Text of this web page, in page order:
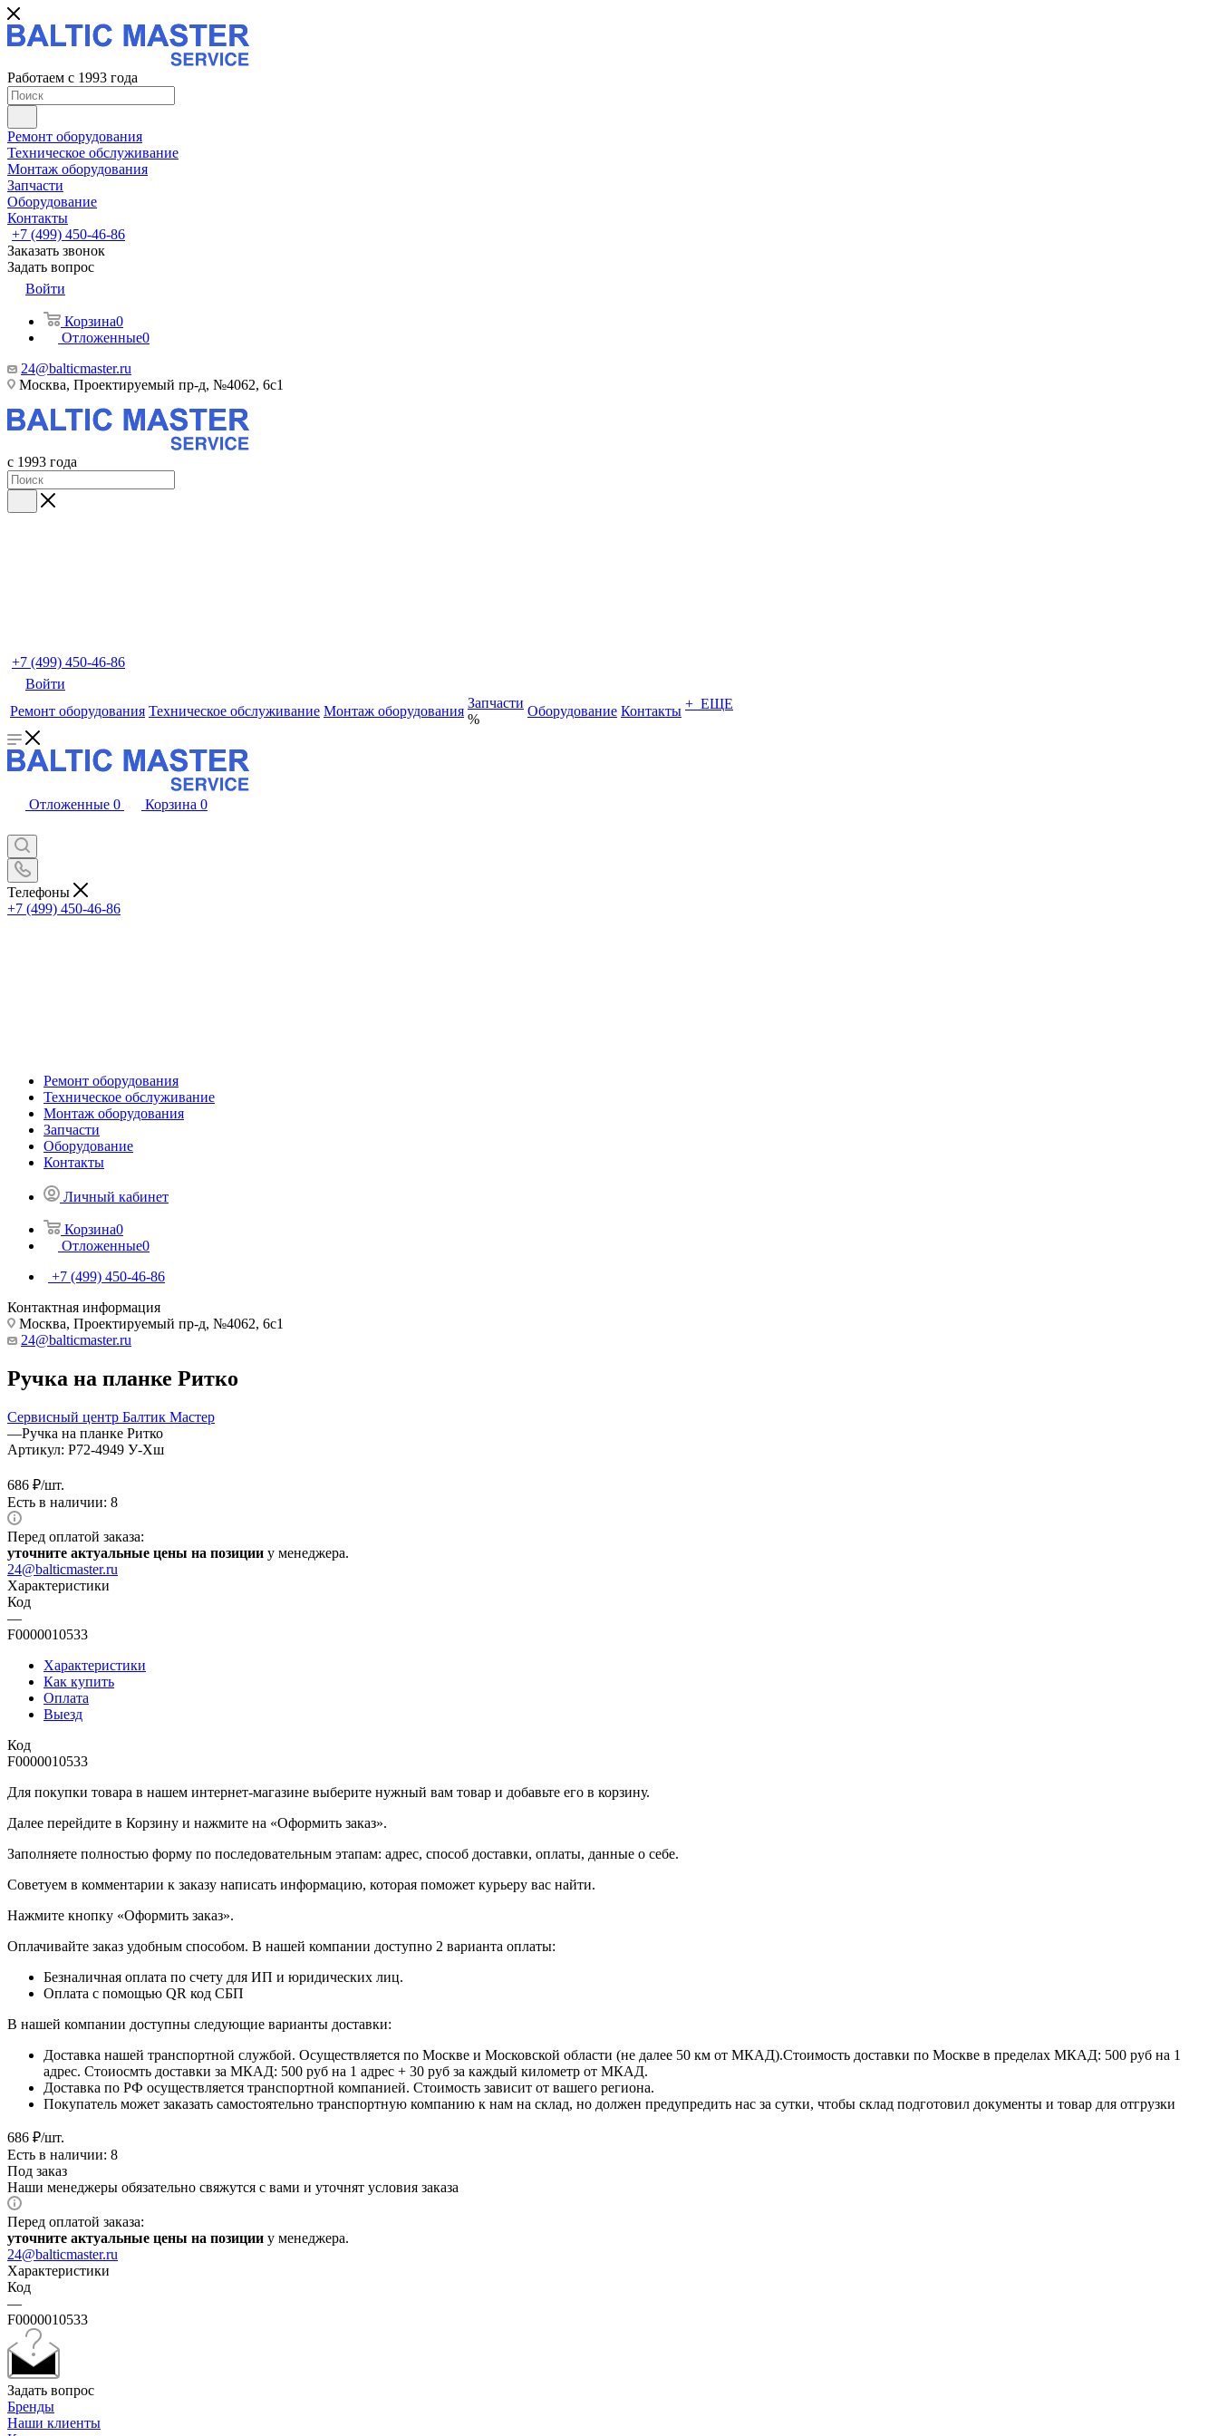
Работаем с 1993 года
Ремонт оборудования
Техническое обслуживание
Монтаж оборудования
Запчасти
Оборудование
Контакты
+7 (499) 450-46-86
Заказать звонок
Задать вопрос
Войти
Корзина0
Отложенные0
24@balticmaster.ru
Москва, Проектируемый пр-д, №4062, 6с1
с 1993 года
+7 (499) 450-46-86
Войти
Ремонт оборудования Техническое обслуживание Монтаж оборудования
Запчасти
%
Оборудование Контакты + ЕЩЕ
Отложенные 0 Корзина 0
Телефоны
+7 (499) 450-46-86
Ремонт оборудования
Техническое обслуживание
Монтаж оборудования
Запчасти
Оборудование
Контакты
Личный кабинет
Корзина0
Отложенные0
+7 (499) 450-46-86
Контактная информация
Москва, Проектируемый пр-д, №4062, 6с1
24@balticmaster.ru
Ручка на планке Ритко
Сервисный центр Балтик Мастер
—Ручка на планке Ритко
Артикул: Р72-4949 У-Хш
686 ₽/шт.
Есть в наличии: 8
Перед оплатой заказа:
уточните актуальные цены на позиции у менеджера.
24@balticmaster.ru
Характеристики
Код
—
F0000010533
Характеристики
Как купить
Оплата
Выезд
Код
F0000010533
Для покупки товара в нашем интернет-магазине выберите нужный вам товар и добавьте его в корзину.
Далее перейдите в Корзину и нажмите на «Оформить заказ».
​​​​​​​Заполняете полностью форму по последовательным этапам: адрес, способ доставки, оплаты, данные о себе.
​​​​​​​Советуем в комментарии к заказу написать информацию, которая поможет курьеру вас найти.
​​​​​​​Нажмите кнопку «Оформить заказ».
Оплачивайте заказ удобным способом. В нашей компании доступно 2 варианта оплаты:
Безналичная оплата по счету для ИП и юридических лиц.
Оплата с помощью QR код СБП
В нашей компании доступны следующие варианты доставки:
Доставка нашей транспортной службой. Осуществляется по Москве и Московской области (не далее 50 км от МКАД).Стоимость доставки по Москве в пределах МКАД: 500 руб на 1
адрес. Стоиосмть доставки за МКАД: 500 руб на 1 адрес + 30 руб за каждый километр от МКАД.
Доставка по РФ осуществляется транспортной компанией. Стоимость зависит от вашего региона.
Покупатель может заказать самостоятельно транспортную компанию к нам на склад, но должен предупредить нас за сутки, чтобы склад подготовил документы и товар для отгрузки
686 ₽/шт.
Есть в наличии: 8
Под заказ
Наши менеджеры обязательно свяжутся с вами и уточнят условия заказа
Перед оплатой заказа:
уточните актуальные цены на позиции у менеджера.
24@balticmaster.ru
Характеристики
Код
—
F0000010533
Задать вопрос
Бренды
Наши клиенты